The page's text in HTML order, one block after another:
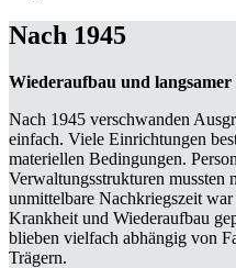
Nach 1945
Wiederaufbau und langsamer
Nach 1945 verschwanden
einfach. Viele Einrichtungen
materiellen Bedingungen.
Verwaltungsstrukturen mussten
unmittelbare Nachkriegszeit
Krankheit und Wiederaufbau
blieben vielfach abhängig von
Trägern.